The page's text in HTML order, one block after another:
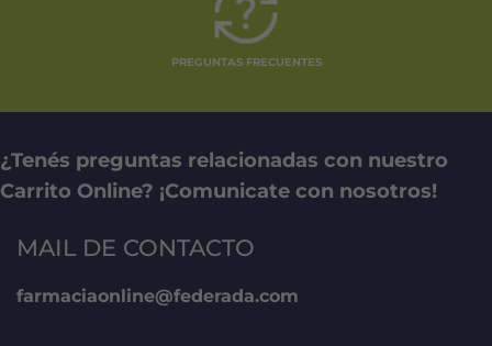
PREGUNTAS FRECUENTES
¿Tenés preguntas relacionadas con nuestro
Carrito Online? ¡Comunicate con nosotros!
MAIL DE CONTACTO
farmaciaonline@federada.com